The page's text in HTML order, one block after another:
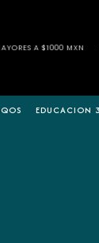
ENVÍO GRATIS EN
EDUCACION